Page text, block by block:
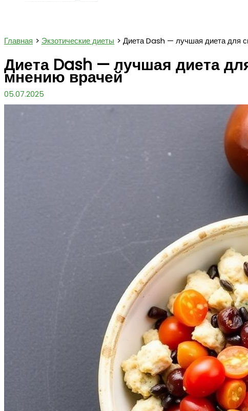
Главная Экзотические диеты Диета Dash — лучшая диета для
Диета Dash — лучшая диета
мнению врачей
05.07.2025